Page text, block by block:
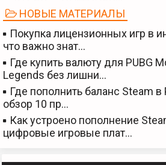
НОВЫЕ МАТЕРИАЛЫ
Покупка лицензионных игр в
что важно знат…
Где купить валюту для PUBG
Legends без лишни…
Где пополнить баланс Steam в
обзор 10 пр…
Как устроено пополнение
цифровые игровые плат…